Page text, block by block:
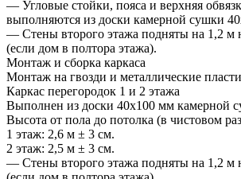
— Угловые стойки, пояса и верхняя
выполняются из доски камерной сушки
— Стены второго этажа подняты на 1,2 м
(если дом в полтора этажа).
Монтаж и сборка каркаса
Монтаж на гвозди и металлические
Каркас перегородок 1 и 2 этажа
Выполнен из доски 40х100 мм камерной
Высота от пола до потолка (в чистовом
1 этаж: 2,6 м ± 3 см.
2 этаж: 2,5 м ± 3 см.
— Стены второго этажа подняты на 1,2 м